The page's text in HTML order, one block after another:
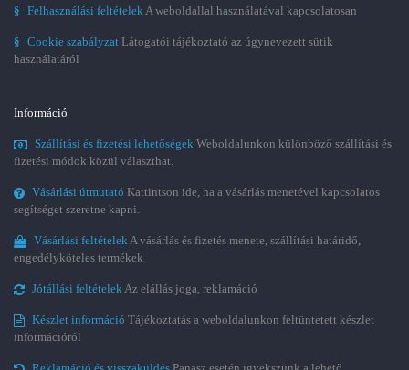
§ Felhasználási feltételek A weboldallal használatával kapcsolatosan
§ Cookie szabályzat Látogatói tájékoztató az úgynevezett sütik
használatáról
Információ
Szállítási és fizetési lehetőségek Weboldalunkon különböző szállítási és
fizetési módok közül választhat.
Vásárlási útmutató Kattintson ide, ha a vásárlás menetével kapcsolatos
segítséget szeretne kapni.
Vásárlási feltételek A vásárlás és fizetés menete, szállítási határidő,
engedélyköteles termékek
Jótállási feltételek Az elállás joga, reklamáció
Készlet információ Tájékoztatás a weboldalunkon feltüntetett készlet
információról